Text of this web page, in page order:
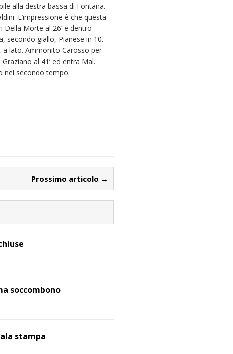
alla destra bassa di Fontana.
L’impressione è che questa
Morte al 26’ e dentro
secondo giallo, Pianese in 10.
a lato. Ammonito Carosso per
al 41’ ed entra Mal.
nel secondo tempo.
Prossimo articolo →
soccombono
stampa